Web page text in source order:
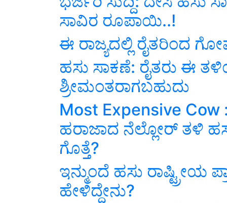
ಸಾವಿರ ರೂಪಾಯಿ..!
ಈ ರಾಜ್ಯದಲ್ಲಿ ರೈತರಿಂದ
ಹಸು ಸಾಕಣೆ: ರೈತರು ಈ
ಶ್ರೀಮಂತರಾಗಬಹುದು
Most Expensive
ಹರಾಜಾದ ನೆಲ್ಲೋರ್ ತಳಿ
ಗೊತ್ತೆ?
ಇನ್ಮುಂದೆ ಹಸು ರಾಷ್ಟ್ರೀಯ
ಹೇಳಿದ್ದೇನು?